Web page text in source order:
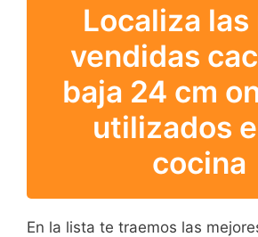
Localiza las
vendidas
baja 24 cm
utilizados
cocina
En la lista te traemos las